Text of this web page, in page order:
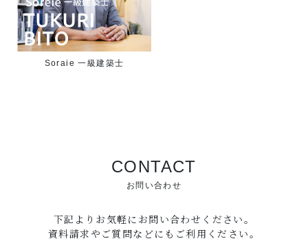
Soraie 一級建築士
CONTACT
お問い合わせ
下記よりお気軽にお問い合わせください。
資料請求やご質問などにもご利用ください。